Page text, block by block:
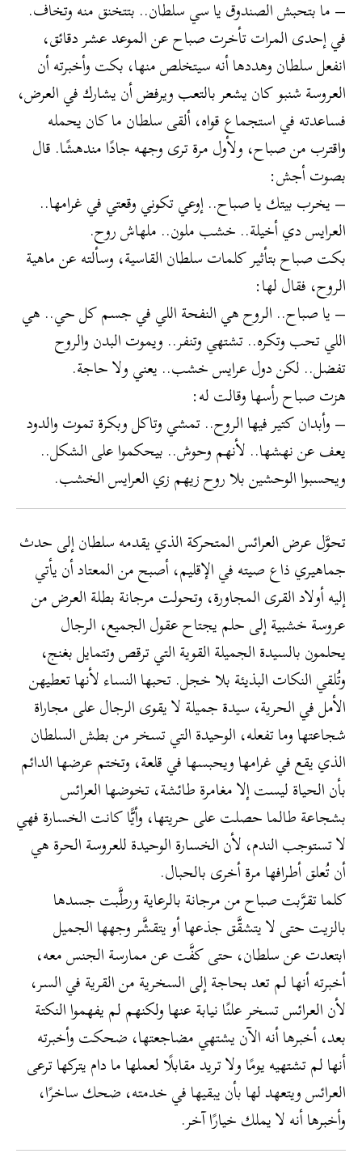
– ما بتحبش الصندوق يا سي سلطان.. بتتخنق منه وتخاف.
في إحدى المرات تأخرت صباح عن الموعد عشر دقائق،
انفعل سلطان وهددها أنه سيتخلص منها، بكت وأخبرته أن
العروسة شنبو كان يشعر بالتعب ويرفض أن يشارك في العرض،
فساعدته في استجماع قواه، ألقى سلطان ما كان يحمله
واقترب من صباح، ولأول مرة ترى وجهه جادًا مندهشًا. قال
بصوت أجش:
– يخرب بيتك يا صباح.. إوعي تكوني وقعتي في غرامها..
العرايس دي أخيلة.. خشب ملون.. ملهاش روح.
بكت صباح بتأثير كلمات سلطان القاسية، وسألته عن ماهية
الروح، فقال لها:
– يا صباح.. الروح هي النفحة اللي في جسم كل حي.. هي
اللي تحب وتكره.. تشتهي وتنفر.. ويموت البدن والروح
تفضل.. لكن دول عرايس خشب.. يعني ولا حاجة.
هزت صباح رأسها وقالت له:
– وأبدان كتير فيها الروح.. تمشي وتاكل وبكرة تموت والدود
يعف عن نهشها.. لأنهم وحوش.. بيحكموا على الشكل..
ويحسبوا الوحشين بلا روح زيهم زي العرايس الخشب.
تحوَّل عرض العرائس المتحركة الذي يقدمه سلطان إلى حدث
جماهيري ذاع صيته في الإقليم، أصبح من المعتاد أن يأتي
إليه أولاد القرى المجاورة، وتحولت مرجانة بطلة العرض من
عروسة خشبية إلى حلم يجتاح عقول الجميع، الرجال
يحلمون بالسيدة الجميلة القوية التي ترقص وتتمايل بغنج،
وتُلقي النكات البذيئة بلا خجل. تحبها النساء لأنها تعطيهن
الأمل في الحرية، سيدة جميلة لا يقوى الرجال على مجاراة
شجاعتها وما تفعله، الوحيدة التي تسخر من بطش السلطان
الذي يقع في غرامها ويحبسها في قلعة، وتختم عرضها الدائم
بأن الحياة ليست إلا مغامرة طائشة، تخوضها العرائس
بشجاعة طالما حصلت على حريتها، وأيًّا كانت الخسارة فهي
لا تستوجب الندم، لأن الخسارة الوحيدة للعروسة الحرة هي
أن تُعلق أطرافها مرة أخرى بالحبال.
كلما تقرَّبت صباح من مرجانة بالرعاية ورطَّبت جسدها
بالزيت حتى لا يتشقَّق جذعها أو يتقشَّر وجهها الجميل
ابتعدت عن سلطان، حتى كفَّت عن ممارسة الجنس معه،
أخبرته أنها لم تعد بحاجة إلى السخرية من القرية في السر،
لأن العرائس تسخر علنًا نيابة عنها ولكنهم لم يفهموا النكتة
بعد، أخبرها أنه الآن يشتهي مضاجعتها، ضحكت وأخبرته
أنها لم تشتهيه يومًا ولا تريد مقابلًا لعملها ما دام يتركها ترعى
العرائس ويتعهد لها بأن يبقيها في خدمته، ضحك ساخرًا،
وأخبرها أنه لا يملك خيارًا آخر.